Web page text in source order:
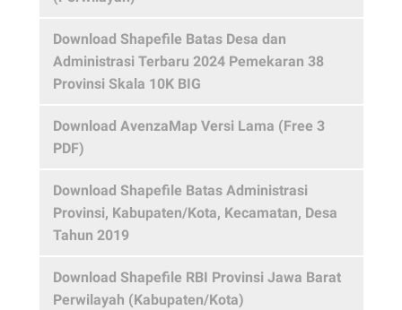
Download Shapefile Batas Desa dan
Administrasi Terbaru 2024 Pemekaran 38
Provinsi Skala 10K BIG
Download AvenzaMap Versi Lama (Free 3
PDF)
Download Shapefile Batas Administrasi
Provinsi, Kabupaten/Kota, Kecamatan, Desa
Tahun 2019
Download Shapefile RBI Provinsi Jawa Barat
Perwilayah (Kabupaten/Kota)